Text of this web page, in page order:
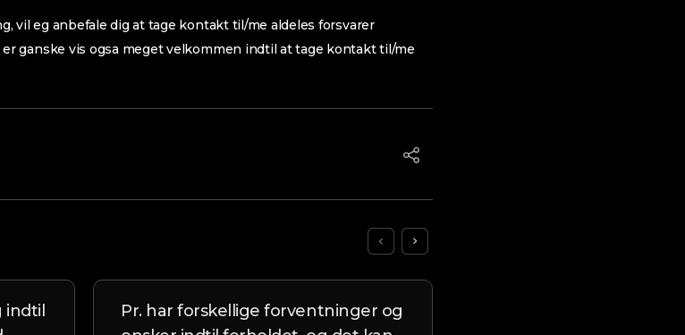
vil eg anbefale dig at tage kontakt til/me aldeles forsvarer
ganske vis ogsa meget velkommen indtil at tage kontakt til/me
Pr. har forskellige forventninger og